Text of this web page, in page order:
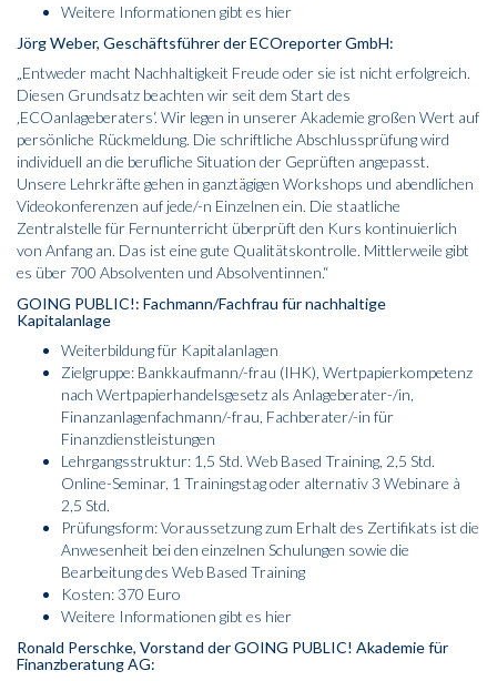
Weitere Informationen gibt es hier
Jörg Weber, Geschäftsführer der ECOreporter GmbH:
„Entweder macht Nachhaltigkeit Freude oder sie ist nicht erfolgreich.
Diesen Grundsatz beachten wir seit dem Start des
‚ECOanlageberaters‘. Wir legen in unserer Akademie großen Wert auf
persönliche Rückmeldung. Die schriftliche Abschlussprüfung wird
individuell an die berufliche Situation der Geprüften angepasst.
Unsere Lehrkräfte gehen in ganztägigen Workshops und abendlichen
Videokonferenzen auf jede/-n Einzelnen ein. Die staatliche
Zentralstelle für Fernunterricht überprüft den Kurs kontinuierlich
von Anfang an. Das ist eine gute Qualitätskontrolle. Mittlerweile gibt
es über 700 Absolventen und Absolventinnen.“
GOING PUBLIC!: Fachmann/Fachfrau für nachhaltige
Kapitalanlage
Weiterbildung für Kapitalanlagen
Zielgruppe: Bankkaufmann/-frau (IHK), Wertpapierkompetenz
nach Wertpapierhandelsgesetz als Anlageberater-/in,
Finanzanlagenfachmann/-frau, Fach­berater/-in für
Finanzdienstleistungen
Lehrgangsstruktur: 1,5 Std. Web Based Training, 2,5 Std.
Online-Seminar, 1 Trainingstag oder alternativ 3 Webinare à
2,5 Std.
Prüfungsform: Voraussetzung zum Erhalt des Zertifikats ist die
Anwesenheit bei den einzelnen Schulungen sowie die
Bearbeitung des Web Based Training
Kosten: 370 Euro
Weitere Informationen gibt es hier
Ronald Perschke, Vorstand der GOING PUBLIC! Akademie für
Finanz­beratung AG: